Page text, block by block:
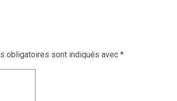
obligatoires sont indiqués avec *